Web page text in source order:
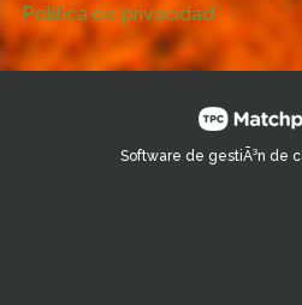
Política de privacidad
Software de gestiÃ³n de